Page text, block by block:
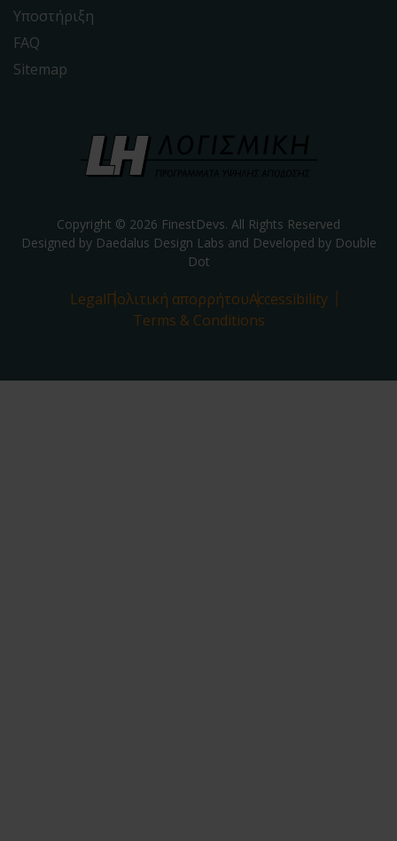
Υποστήριξη
FAQ
Sitemap
Copyright © 2026 FinestDevs. All Rights Reserved
Designed by Daedalus Design Labs and Developed by Double
Dot
LegalΠολιτική απορρήτουAccessibility
Terms & Conditions